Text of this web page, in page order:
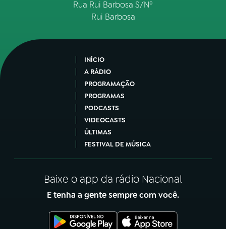
Rua Rui Barbosa S/Nº
Rui Barbosa
INÍCIO
A RÁDIO
PROGRAMAÇÃO
PROGRAMAS
PODCASTS
VIDEOCASTS
ÚLTIMAS
FESTIVAL DE MÚSICA
Baixe o app da rádio Nacional
E tenha a gente sempre com você.